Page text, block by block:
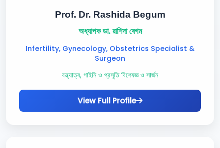
Prof. Dr. Rashida Begum
অধ্যাপক ডা. রাশিদা বেগম
Infertility, Gynecology, Obstetrics Specialist &
Surgeon
বন্ধ্যাত্ব, গাইনি ও প্রসূতি বিশেষজ্ঞ ও সার্জন
View Full Profile